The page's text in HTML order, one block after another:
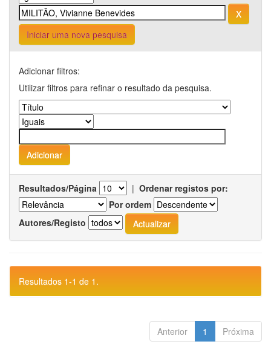
Iniciar uma nova pesquisa
Adicionar filtros:
Utilizar filtros para refinar o resultado da pesquisa.
Resultados/Página | Ordenar registos por:
Por ordem
Autores/Registo
Resultados 1-1 de 1.
Anterior 1 Próxima